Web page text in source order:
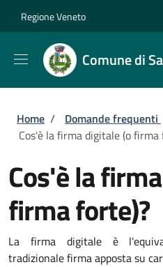
Regione Veneto
Comune di
Briciole di pane
Home / Domande frequenti
Cos'è la firma digitale (o firma
Cos'è la
firma forte)?
La firma digitale è
tradizionale firma apposta su